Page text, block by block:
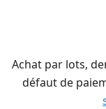
Achat par lots,
défaut de